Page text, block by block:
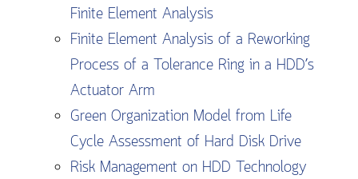
Finite Element Analysis
Finite Element Analysis of a Reworking
Process of a Tolerance Ring in a HDD’s
Actuator Arm
Green Organization Model from Life
Cycle Assessment of Hard Disk Drive
Risk Management on HDD Technology